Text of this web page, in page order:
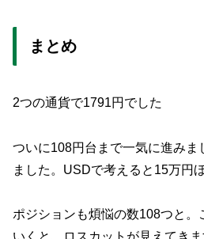
まとめ
2つの通貨で1791円でした
ついに108円台まで一気に進みま
ました。USDで考えると15万円
ポジションも煩悩の数108つと。